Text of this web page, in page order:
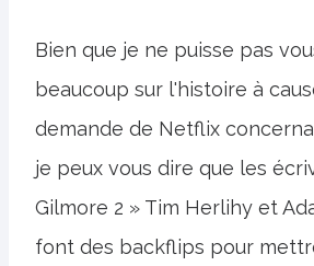
Bien que je ne puisse pas
beaucoup sur l'histoire à
demande de Netflix
je peux vous dire que les
Gilmore 2 » Tim Herlihy et
font des backflips pour